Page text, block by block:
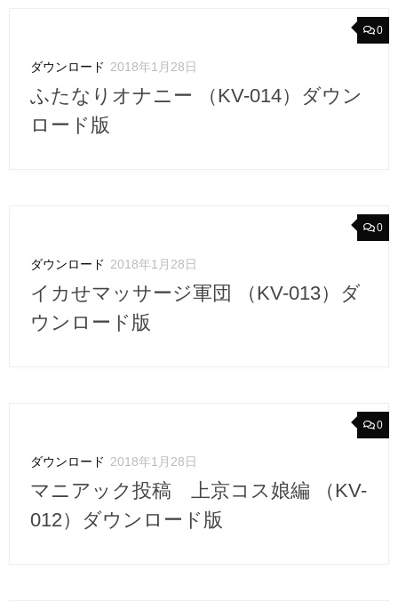
0
ダウンロード 2018年1月28日
ふたなりオナニー （KV-014）ダウン
ロード版
0
ダウンロード 2018年1月28日
イカせマッサージ軍団 （KV-013）ダ
ウンロード版
0
ダウンロード 2018年1月28日
マニアック投稿 上京コス娘編 （KV-
012）ダウンロード版